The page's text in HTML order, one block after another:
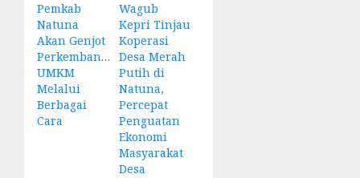
Pemkab
Natuna
Akan Genjot
Perkembangan
UMKM
Melalui
Berbagai
Cara
Wagub
Kepri Tinjau
Koperasi
Desa Merah
Putih di
Natuna,
Percepat
Penguatan
Ekonomi
Masyarakat
Desa